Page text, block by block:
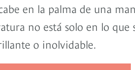
en la palma de una
no está solo en lo que
o inolvidable.